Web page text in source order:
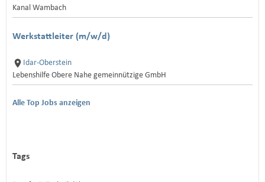
Kanal Wambach
Werkstattleiter (m/w/d)
Idar-Oberstein
Lebenshilfe Obere Nahe gemeinnützige GmbH
Alle Top Jobs anzeigen
Tags